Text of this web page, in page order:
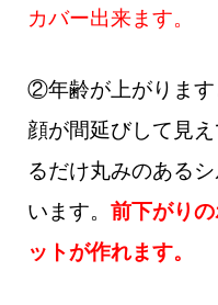
カバー出来ます。
②年齢が上がります
顔が間延びして見
るだけ丸みのある
います。 前下がり
ットが作れます。